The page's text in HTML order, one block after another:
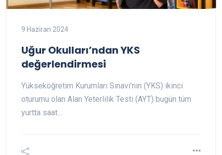
9 Haziran 2024
Uğur Okulları’ndan YKS
değerlendirmesi
Yükseköğretim Kurumları Sınavı’nın (YKS) ikinci
oturumu olan Alan Yeterlilik Testi (AYT) bugün tüm
yurtta saat…